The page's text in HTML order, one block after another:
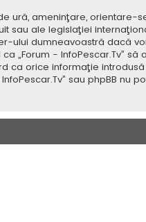
ură, ameninţare,
sau ale legislaţiei
dumneavoastră dacă
„Forum - InfoPescar.Tv”
orice informaţie
sau phpBB nu